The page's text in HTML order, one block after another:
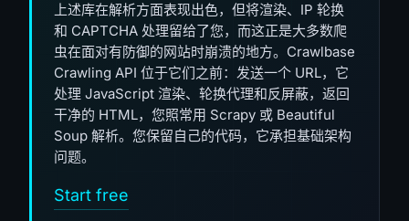
上述库在解析方面表现出色，但将渲染、IP 轮换
和 CAPTCHA 处理留给了您，而这正是大多数爬
虫在面对有防御的网站时崩溃的地方。Crawlbase
Crawling API 位于它们之前：发送一个 URL，它
处理 JavaScript 渲染、轮换代理和反屏蔽，返回
干净的 HTML，您照常用 Scrapy 或 Beautiful
Soup 解析。您保留自己的代码，它承担基础架构
问题。
Start free